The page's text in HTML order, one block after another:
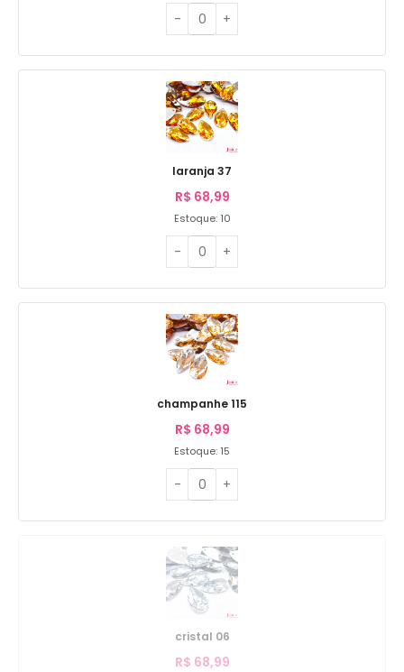
laranja 37
R$ 68,99
Estoque: 10
champanhe 115
R$ 68,99
Estoque: 15
cristal 06
R$ 68,99